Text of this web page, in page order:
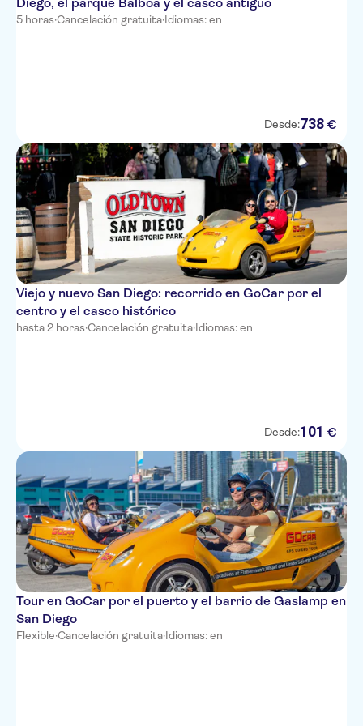
5 horas·Cancelación gratuita·Idiomas: en
Desde:738 €
Viejo y nuevo San Diego: recorrido en GoCar por el
centro y el casco histórico
hasta 2 horas·Cancelación gratuita·Idiomas: en
Desde:101 €
Tour en GoCar por el puerto y el barrio de Gaslamp en
San Diego
Flexible·Cancelación gratuita·Idiomas: en